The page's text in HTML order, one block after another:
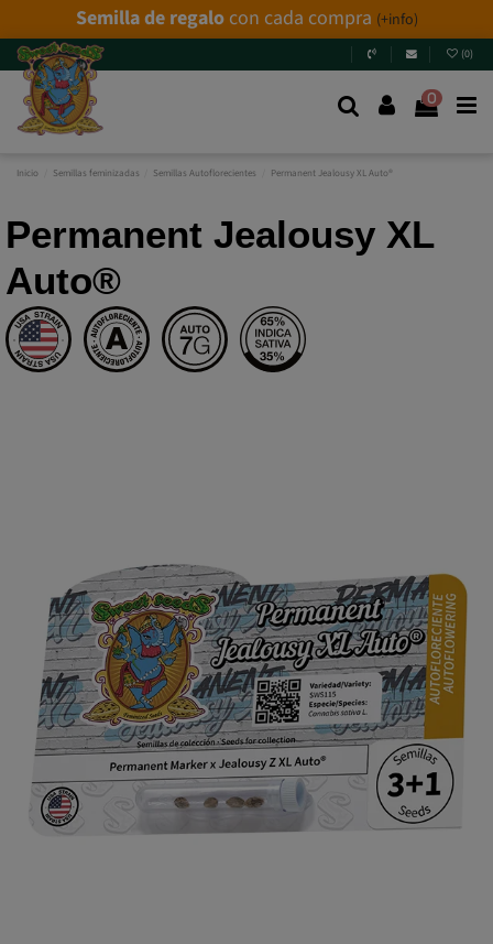
Semilla de regalocon cada compra (+info)
(0)
0
Inicio Semillas feminizadas Semillas Autoflorecientes Permanent Jealousy XL Auto®
Permanent Jealousy XL
Auto®